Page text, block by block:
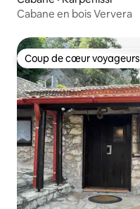
Cabane en bois Ververa
Coup de cœur voyageurs
Coup de cœur voyageurs